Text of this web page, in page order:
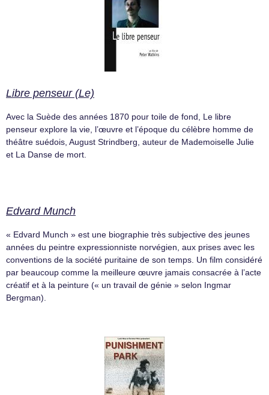
Libre penseur (Le)
Avec la Suède des années 1870 pour toile de fond, Le libre
penseur explore la vie, l’œuvre et l’époque du célèbre homme de
théâtre suédois, August Strindberg, auteur de Mademoiselle Julie
et La Danse de mort.
Edvard Munch
« Edvard Munch » est une biographie très subjective des jeunes
années du peintre expressionniste norvégien, aux prises avec les
conventions de la société puritaine de son temps. Un film considéré
par beaucoup comme la meilleure œuvre jamais consacrée à l’acte
créatif et à la peinture (« un travail de génie » selon Ingmar
Bergman).